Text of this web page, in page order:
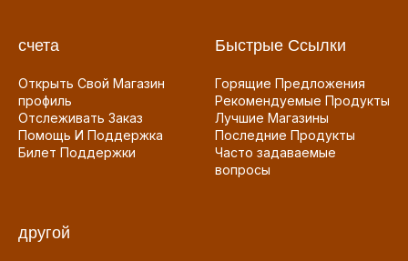
счета
Открыть Свой Магазин
профиль
Отслеживать Заказ
Помощь И Поддержка
Билет Поддержки
Быстрые Ссылки
Горящие Предложения
Рекомендуемые Продукты
Лучшие Магазины
Последние Продукты
Часто задаваемые
вопросы
другой